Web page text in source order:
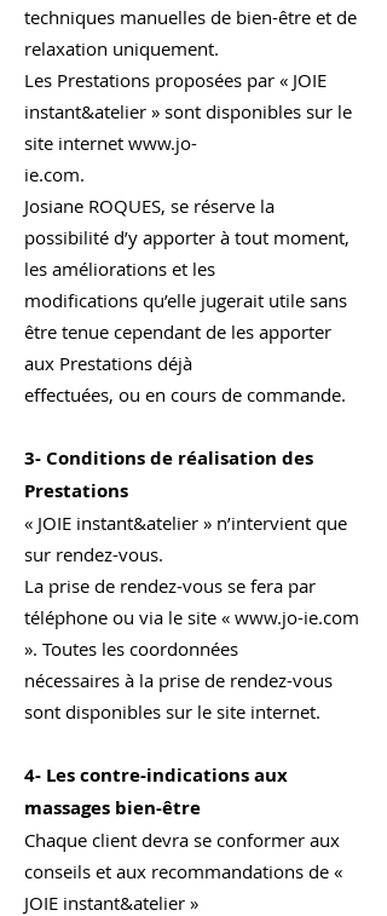
techniques manuelles de bien-être et de
relaxation uniquement.
Les Prestations proposées par « JOIE
instant&atelier » sont disponibles sur le
site internet www.jo-
ie.com.
Josiane ROQUES, se réserve la
possibilité d’y apporter à tout moment,
les améliorations et les
modifications qu’elle jugerait utile sans
être tenue cependant de les apporter
aux Prestations déjà
effectuées, ou en cours de commande.
3- Conditions de réalisation des
Prestations
« JOIE instant&atelier » n’intervient que
sur rendez-vous.
La prise de rendez-vous se fera par
téléphone ou via le site « www.jo-ie.com
». Toutes les coordonnées
nécessaires à la prise de rendez-vous
sont disponibles sur le site internet.
4- Les contre-indications aux
massages bien-être
Chaque client devra se conformer aux
conseils et aux recommandations de «
JOIE instant&atelier »